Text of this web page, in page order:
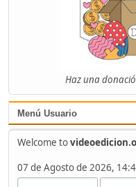
Haz una
Menú Usuario
Welcome to
07 de Agosto de 2026,